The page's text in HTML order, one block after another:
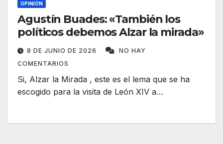
OPINIÓN
Agustín Buades: «También los
políticos debemos Alzar la mirada»
8 DE JUNIO DE 2026
NO HAY
COMENTARIOS
Si, Alzar la Mirada , este es el lema que se ha
escogido para la visita de León XIV a…